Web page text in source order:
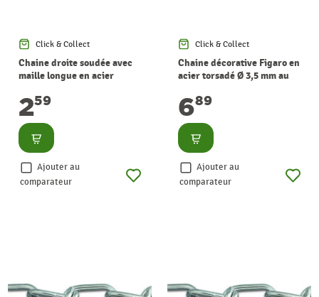
Click & Collect
Chaine droite soudée avec
maille longue en acier
CHAPUIS
259
Consulter
Ajouter au
comparateur
Click & Collect
Chaine décorative Figaro en
acier torsadé Ø 3,5 mm au
689
Consulter
Ajouter au
comparateur